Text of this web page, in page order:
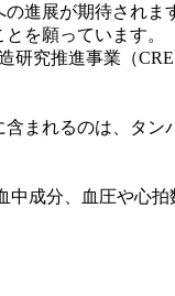
進展が期待されま
を願っています。
究推進事業（
まれるのは、タ
成分、血圧や心